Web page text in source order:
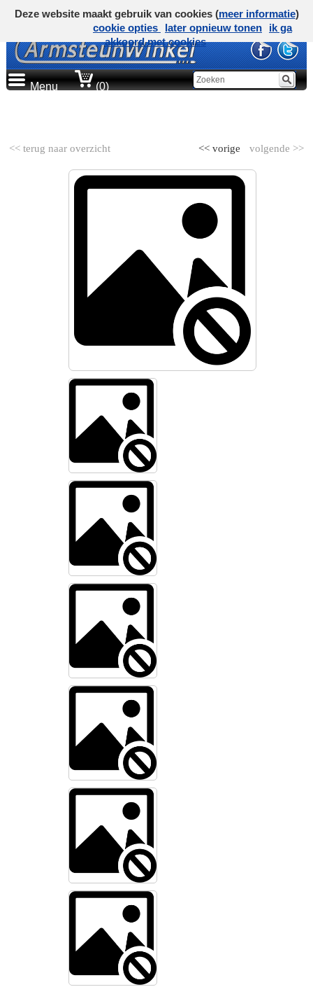
Menu (0)
<< terug naar overzicht volgende >>
<< vorige
Deze website maakt gebruik van cookies (meer informatie)
cookie opties
later opnieuw tonen
ik ga
akkoord met cookies